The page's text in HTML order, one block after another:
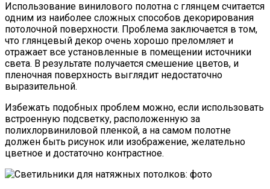
Использование винилового полотна с глянцем считается
одним из наиболее сложных способов декорирования
потолочной поверхности. Проблема заключается в том,
что глянцевый декор очень хорошо преломляет и
отражает все установленные в помещении источники
света. В результате получается смешение цветов, и
пленочная поверхность выглядит недостаточно
выразительной.
Избежать подобных проблем можно, если использовать
встроенную подсветку, расположенную за
полихлорвиниловой пленкой, а на самом полотне
должен быть рисунок или изображение, желательно
цветное и достаточно контрастное.